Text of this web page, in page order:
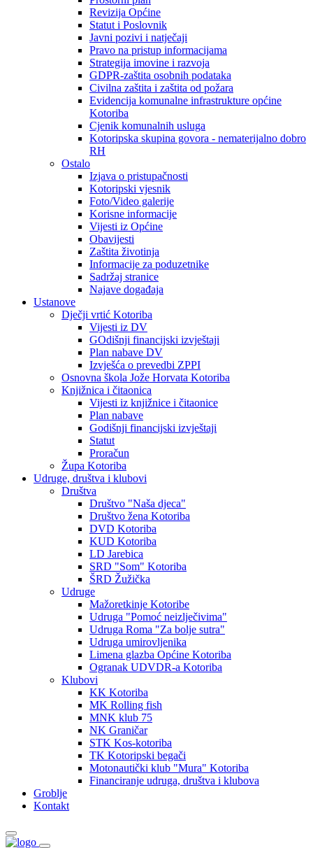
Revizija Općine
Statut i Poslovnik
Javni pozivi i natječaji
Pravo na pristup informacijama
Strategija imovine i razvoja
GDPR-zaštita osobnih podataka
Civilna zaštita i zaštita od požara
Evidencija komunalne infrastrukture općine
Kotoriba
Cjenik komunalnih usluga
Kotoripska skupina govora - nematerijalno dobro
RH
Ostalo
Izjava o pristupačnosti
Kotoripski vjesnik
Foto/Video galerije
Korisne informacije
Vijesti iz Općine
Obavijesti
Zaštita životinja
Informacije za poduzetnike
Sadržaj stranice
Najave događaja
Ustanove
Dječji vrtić Kotoriba
Vijesti iz DV
GOdišnji financijski izvještaji
Plan nabave DV
Izvješća o prevedbi ZPPI
Osnovna škola Jože Horvata Kotoriba
Knjižnica i čitaonica
Vijesti iz knjižnice i čitaonice
Plan nabave
Godišnji financijski izvještaji
Statut
Proračun
Župa Kotoriba
Udruge, društva i klubovi
Društva
Društvo "Naša djeca"
Društvo žena Kotoriba
DVD Kotoriba
KUD Kotoriba
LD Jarebica
SRD "Som" Kotoriba
ŠRD Žužička
Udruge
Mažoretkinje Kotoribe
Udruga "Pomoć neizlječivima"
Udruga Roma "Za bolje sutra"
Udruga umirovljenika
Limena glazba Općine Kotoriba
Ogranak UDVDR-a Kotoriba
Klubovi
KK Kotoriba
MK Rolling fish
MNK klub 75
NK Graničar
STK Kos-kotoriba
TK Kotoripski begači
Motonautički klub "Mura" Kotoriba
Financiranje udruga, društva i klubova
Groblje
Kontakt